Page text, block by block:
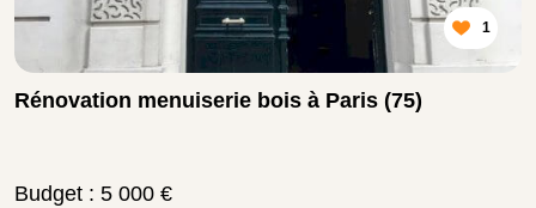
1
Rénovation menuiserie bois à Paris (75)
Budget : 5 000 €